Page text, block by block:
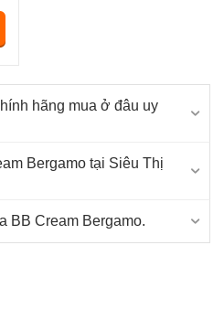
hãng mua ở đâu uy
Bergamo tại Siêu Thị
BB Cream Bergamo.